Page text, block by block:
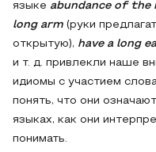
языке abundance of the
long arm (руки
открытую), have a long
и т. д. привлекли наше
идиомы с участием
понять, что они
языках, как они
понимать.